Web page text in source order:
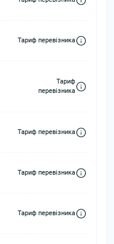
Тариф перевізника
Тариф
перевізника
Тариф перевізника
Тариф перевізника
Тариф перевізника